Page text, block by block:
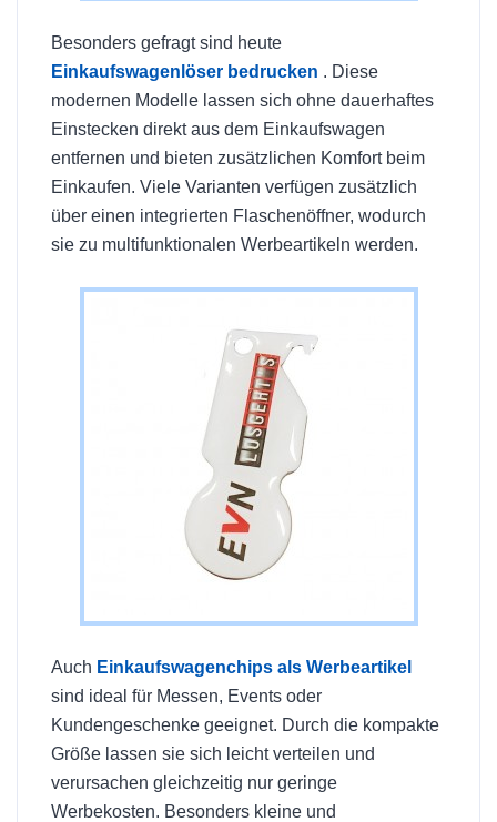
Besonders gefragt sind heute
Einkaufswagenlöser bedrucken . Diese
modernen Modelle lassen sich ohne dauerhaftes
Einstecken direkt aus dem Einkaufswagen
entfernen und bieten zusätzlichen Komfort beim
Einkaufen. Viele Varianten verfügen zusätzlich
über einen integrierten Flaschenöffner, wodurch
sie zu multifunktionalen Werbeartikeln werden.
Auch Einkaufswagenchips als Werbeartikel
sind ideal für Messen, Events oder
Kundengeschenke geeignet. Durch die kompakte
Größe lassen sie sich leicht verteilen und
verursachen gleichzeitig nur geringe
Werbekosten. Besonders kleine und